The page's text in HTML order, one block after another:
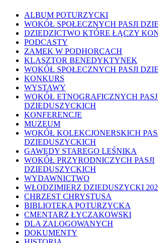
ALBUM POTURZYCKI
WOKÓŁ SPOŁECZNYCH PASJI
DZIEDZICTWO KTÓRE ŁĄCZY
PODCASTY
ZAMEK W PODHORCACH
KLASZTOR BENEDYKTYNEK
WOKÓŁ SPOŁECZNYCH PASJI
KONKURS
WYSTAWY
WOKÓŁ ETNOGRAFICZNYCH
DZIEDUSZYCKICH
KONFERENCJE
MUZEUM
WOKÓŁ KOLEKCJONERSKICH
DZIEDUSZYCKICH
GAWĘDY STAREGO LEŚNIKA
WOKÓŁ PRZYRODNICZYCH PASJI
DZIEDUSZYCKICH
WYDAWNICTWO
WŁODZIMIERZ DZIEDUSZYCKI
CHRZEST CHRYSTUSA
BIBLIOTEKA POTURZYCKA
CMENTARZ ŁYCZAKOWSKI
DLA ZALOGOWANYCH
DOKUMENTY